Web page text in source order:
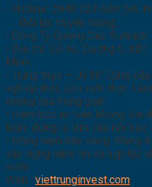
• Hotline: 0948 023 690 (Mr.
Đối tác truyền thông :
• Công Ty Quảng Cáo Biztrack
• Địa chỉ: Số 45, Đường 5,
Minh
• Trung thực – Uy tín: Cung
nghiệp thật, sản xuất thật.
không qua trung gian.
• Đảm bảo an toàn không lừa
toán, đứng ra làm cầu nối bảo
• Đồng hành bền vững: Mang
xây dựng niềm tin và hợp tác
nước
Web : viettrunginvest.com